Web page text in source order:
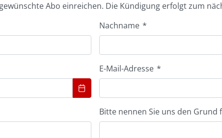
Abo einreichen. Die Kündigung erfolgt zum
Nachname *
E-Mail-Adresse *
Bitte nennen Sie uns den Grund